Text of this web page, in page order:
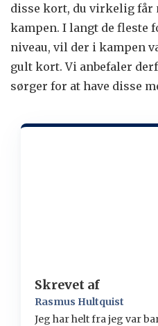
disse kort, du virkelig får
kampen. I langt de fleste
niveau, vil der i kampen
gult kort. Vi anbefaler
sørger for at have disse
Skrevet af
Rasmus Hultquist
Jeg har helt fra jeg var